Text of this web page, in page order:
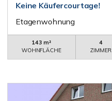
Keine Käufercourtage!
Etagenwohnung
143 m²
WOHNFLÄCHE
4
ZIMMER